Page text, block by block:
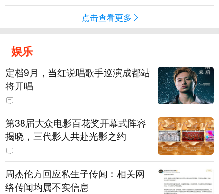
点击查看更多
娱乐
定档9月，当红说唱歌手巡演成都站
将开唱
第38届大众电影百花奖开幕式阵容
揭晓，三代影人共赴光影之约
周杰伦方回应私生子传闻：相关网
络传闻均属不实信息